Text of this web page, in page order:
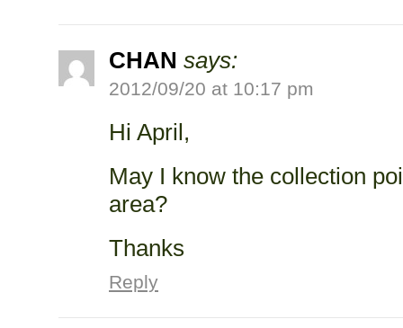
CHAN says:
2012/09/20 at 10:17 pm
Hi April,
May I know the collection
area?
Thanks
Reply